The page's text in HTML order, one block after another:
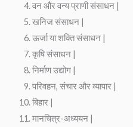
वन और वन्य प्राणी संसाधन |
खनिज संसाधन |
ऊर्जा या शक्ति संसाधन |
कृषि संसाधन |
निर्माण उद्योग |
परिवहन, संचार और व्यापार |
बिहार |
मानचित्र-अध्ययन |